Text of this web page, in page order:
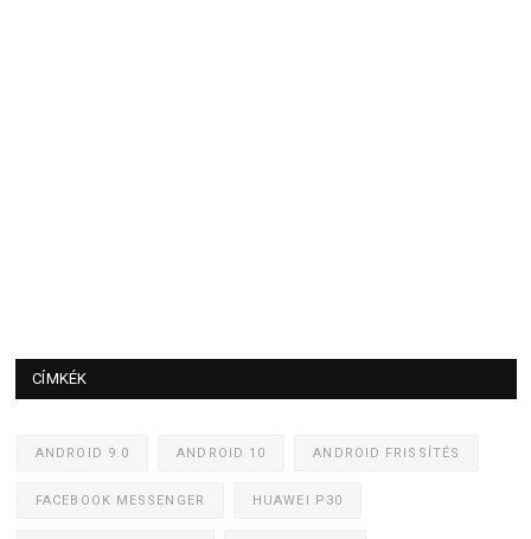
CÍMKÉK
ANDROID 9.0 ANDROID 10 ANDROID FRISSÍTÉS
FACEBOOK MESSENGER HUAWEI P30